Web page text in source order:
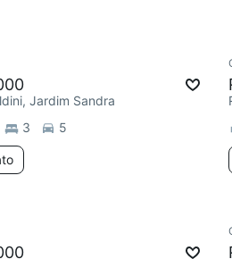
Jardim Sandra
3 5
mês